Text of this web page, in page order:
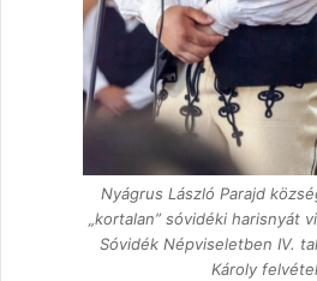
Nyágrus László Parajd
„kortalan” sóvidéki harisnyát
Sóvidék Népviseletben IV.
Károly